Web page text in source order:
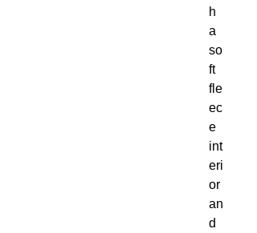
h
a
so
ft
fle
ec
e
int
eri
or
an
d